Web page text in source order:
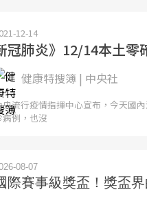
12-14
冠肺炎》12/14本土零
健康特搜簿 | 中央社
央流行疫情指揮中心宣布，今天國
病例，也沒